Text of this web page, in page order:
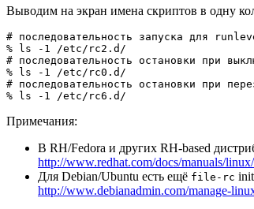
Выводим на экран имена скриптов в одну
# последовательность запуска для
% ls -1 /etc/rc2.d/
# последовательность остановки при
% ls -1 /etc/rc0.d/
# последовательность остановки при
Примечания:
В RH/Fedora и других RH-based
http://www.redhat.com/docs/manuals/
Для Debian/Ubuntu есть ещё file-rc
http://www.debianadmin.com/manage-